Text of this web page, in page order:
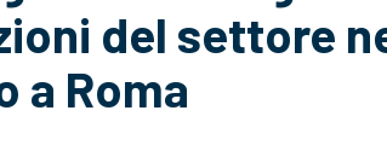
del settore
a Roma